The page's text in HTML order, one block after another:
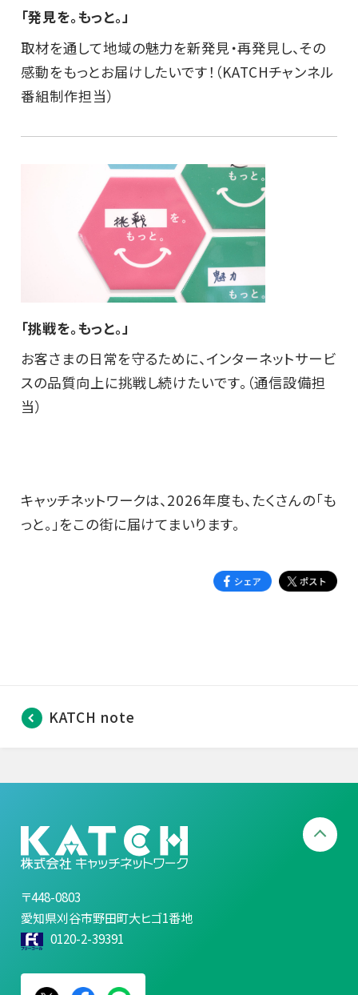
「発見を。もっと。」
取材を通して地域の魅力を新発見・再発見し、その
感動をもっとお届けしたいです！（KATCHチャンネル
番組制作担当）
「挑戦を。もっと。」
お客さまの日常を守るために、インターネットサービ
スの品質向上に挑戦し続けたいです。（通信設備担
当）
キャッチネットワークは、2026年度も、たくさんの「も
っと。」をこの街に届けてまいります。
KATCH note
〒448-0803
愛知県刈谷市野田町大ヒゴ1番地
0120-2-39391